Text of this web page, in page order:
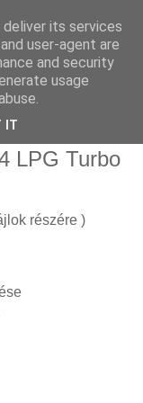
LPG Turbo
részére )
its services
user-agent are
and security
usage
IT